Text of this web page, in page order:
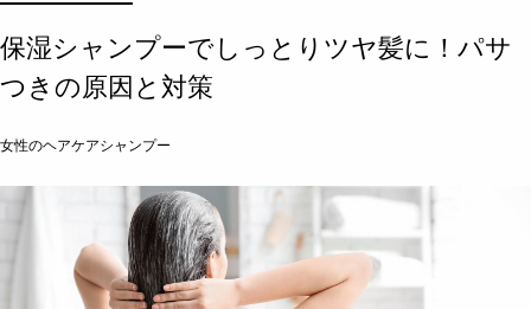
保湿シャンプーでしっとりツヤ髪に！パサ
つきの原因と対策
女性のヘアケアシャンプー